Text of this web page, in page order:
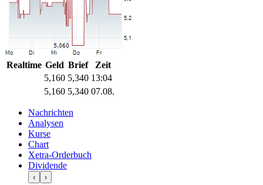
Realtime Geld Brief
Zeit
5,160 5,340 13:04
5,160 5,340 07.08.
Nachrichten
Analysen
Kurse
Chart
Xetra-Orderbuch
Dividende
‹ ›